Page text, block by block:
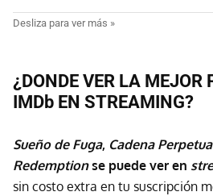
¿DONDE VER LA MEJOR
IMDb EN STREAMING?
Sueño de Fuga, Cadena Perpetua
Redemptionse puede ver en
sin costo extra en tu suscripción